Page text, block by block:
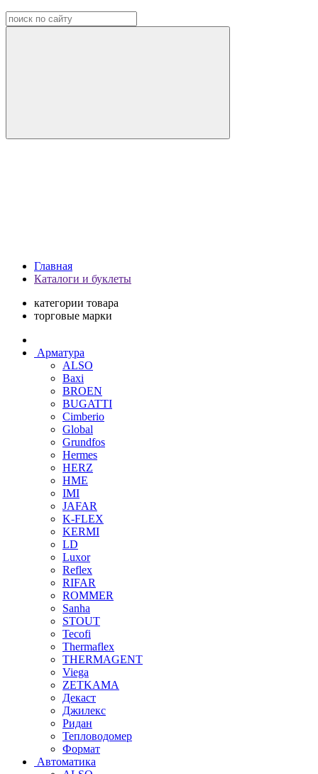
Главная
Каталоги и буклеты
категории товара
торговые марки
Арматура
ALSO
Baxi
BROEN
BUGATTI
Cimberio
Global
Grundfos
Hermes
HERZ
HME
IMI
JAFAR
K-FLEX
KERMI
LD
Luxor
Reflex
RIFAR
ROMMER
Sanha
STOUT
Tecofi
Thermaflex
THERMAGENT
Viega
ZETKAMA
Декаст
Джилекс
Ридан
Тепловодомер
Формат
Автоматика